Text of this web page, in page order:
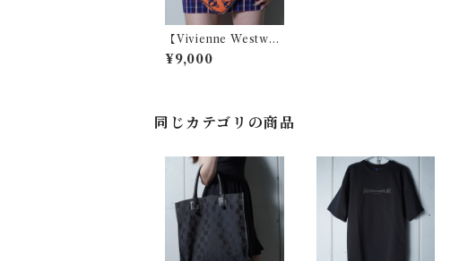
【Vivienne Westwo
od】ヴィヴィアンウエ
ストウッド オーブロ
¥9,000
同じカテゴリの商品